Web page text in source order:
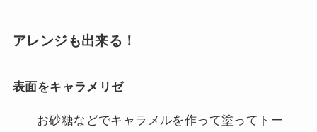
アレンジも出来る！
表面をキャラメリゼ
お砂糖などでキャラメルを作って塗ってトー